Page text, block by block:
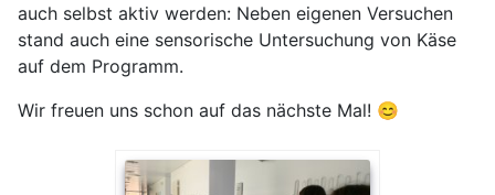
auch selbst aktiv werden: Neben eigenen Versuchen
stand auch eine sensorische Untersuchung von Käse
auf dem Programm.
Wir freuen uns schon auf das nächste Mal! 😊